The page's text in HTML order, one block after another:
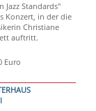
Jazz Standards"
Konzert, in der die
Christiane
auftritt.
Euro